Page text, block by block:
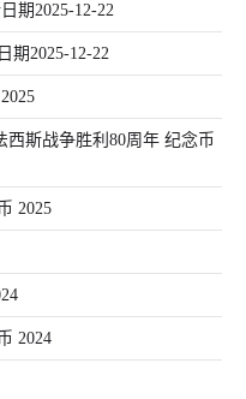
期2025-12-22
期2025-12-22
斯战争胜利80周年 纪念币
2025
2024